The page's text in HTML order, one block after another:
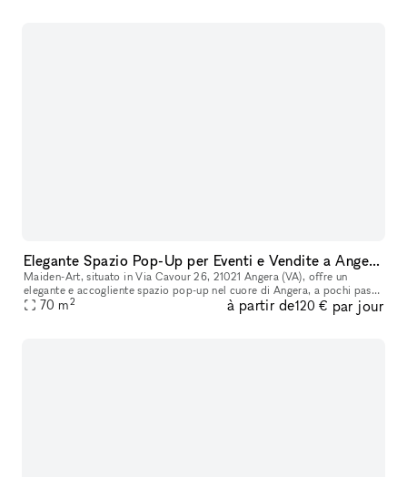
Elegante Spazio Pop-Up per Eventi e Vendite a Angera, Lago Maggiore
Maiden-Art, situato in Via Cavour 26, 21021 Angera (VA), offre un
elegante e accogliente spazio pop-up nel cuore di Angera, a pochi passi
dal Lago Maggiore. Questo spazio unico combina il fascino del
70 m2 à partir de120 € par jour